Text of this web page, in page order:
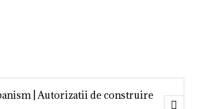
| Autorizatii de construire